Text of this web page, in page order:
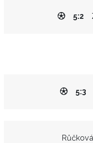
5:2
5:3